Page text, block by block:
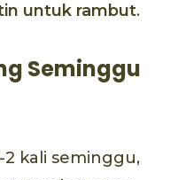
untuk rambut.
Seminggu
2 kali seminggu,